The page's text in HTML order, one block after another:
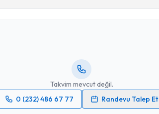
Takvim Talebini Gönder
Takvim mevcut değil.
0 (232) 486 67 77
Randevu Talep Et